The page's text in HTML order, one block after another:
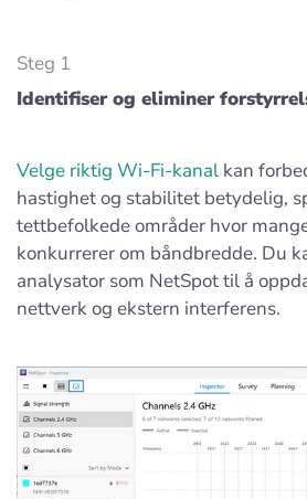
Steg 1
Identifiser og eliminer
Velge riktig Wi-Fi-kanal kan
hastighet og stabilitet betydelig,
tettbefolkede områder hvor
konkurrerer om båndbredde. Du
analysator som NetSpot til å
nettverk og ekstern interferens.